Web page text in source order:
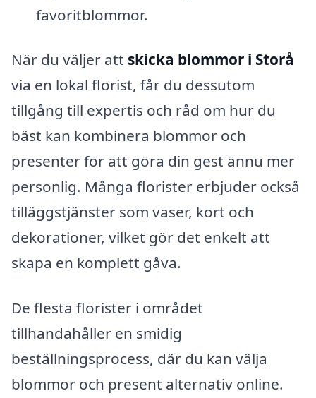
favoritblommor.
När du väljer att skicka blommor i Storå
via en lokal florist, får du dessutom
tillgång till expertis och råd om hur du
bäst kan kombinera blommor och
presenter för att göra din gest ännu mer
personlig. Många florister erbjuder också
tilläggstjänster som vaser, kort och
dekorationer, vilket gör det enkelt att
skapa en komplett gåva.
De flesta florister i området
tillhandahåller en smidig
beställningsprocess, där du kan välja
blommor och present alternativ online.